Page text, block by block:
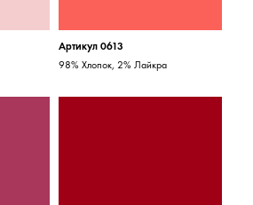
Артикул 0613
98% Хлопок, 2% Лайкра